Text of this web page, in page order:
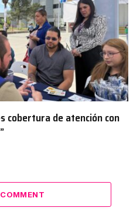
cobertura de atención con